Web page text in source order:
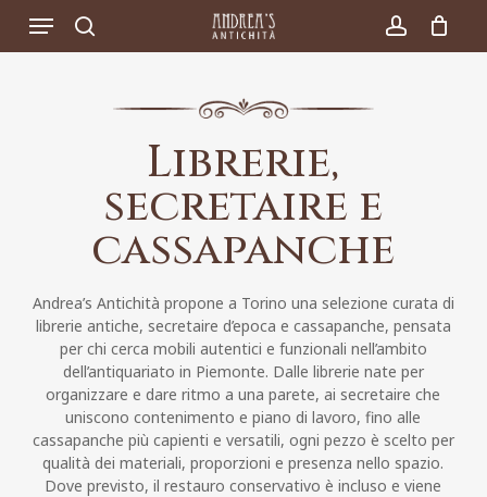
search account
Menu
Librerie,
secretaire e
cassapanche
Andrea’s Antichità propone a Torino una selezione curata di
librerie antiche, secretaire d’epoca e cassapanche, pensata
per chi cerca mobili autentici e funzionali nell’ambito
dell’antiquariato in Piemonte. Dalle librerie nate per
organizzare e dare ritmo a una parete, ai secretaire che
uniscono contenimento e piano di lavoro, fino alle
cassapanche più capienti e versatili, ogni pezzo è scelto per
qualità dei materiali, proporzioni e presenza nello spazio.
Dove previsto, il restauro conservativo è incluso e viene